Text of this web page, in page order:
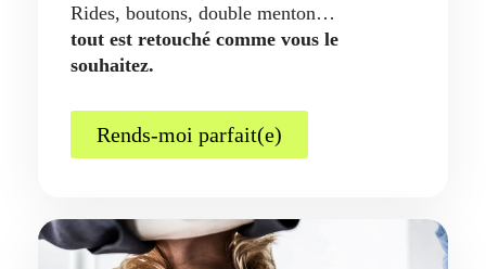
Rides, boutons, double menton…
tout est retouché comme vous le
souhaitez.
Rends-moi parfait(e)